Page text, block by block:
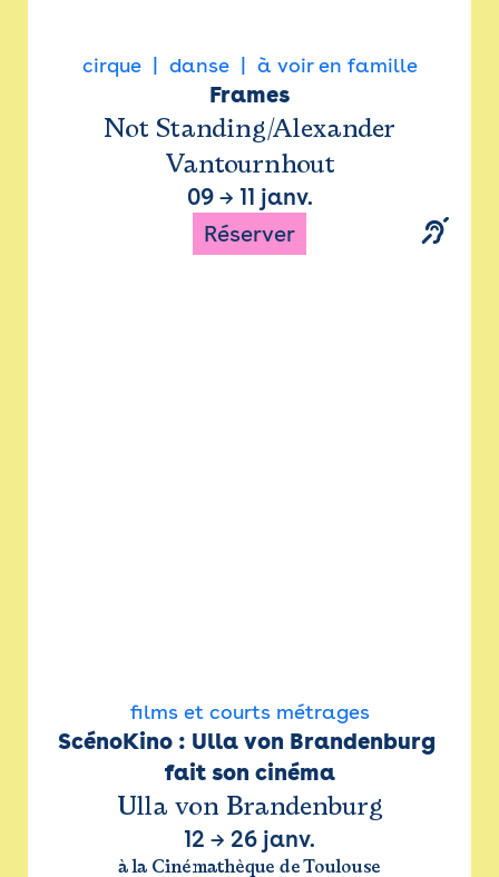
cirque danse à voir en famille
Frames
Not Standing/Alexander
Vantournhout
09→ 11 janv.
Réserver
films et courts métrages
ScénoKino : Ulla von Brandenburg
fait son cinéma
Ulla von Brandenburg
12 → 26 janv.
à la Cinémathèque de Toulouse